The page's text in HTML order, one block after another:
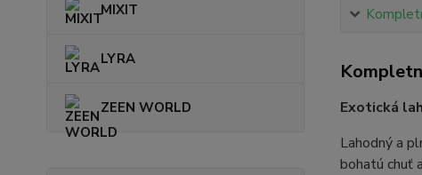
MIXIT
LYRA
ZEEN WORLD
Exotická
Lahodný a
bohatú chuť